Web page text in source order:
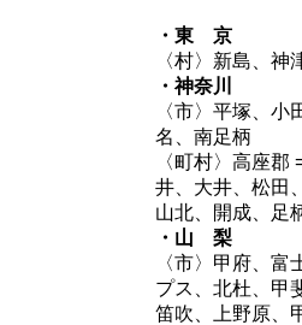
・東 京
〈村〉新島、神
・神奈川
〈市〉平塚、
名、南足柄
〈町村〉高座
井、大井、松田、
山北、開成、足
・山 梨
〈市〉甲府、
プス、北杜、甲
笛吹、上野原、